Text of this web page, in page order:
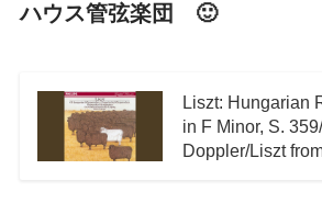
ハウス管弦楽団 🙂
Liszt: Hungarian
in F Minor, S.
Doppler/Liszt